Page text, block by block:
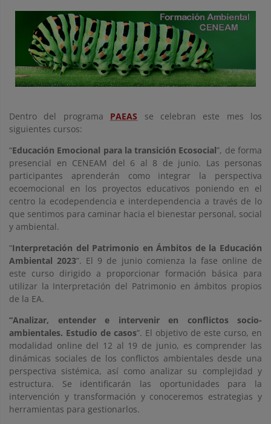
Dentro del programa PAEAS se celebran este mes los
siguientes cursos:
“Educación Emocional para la transición Ecosocial”, de forma
presencial en CENEAM del 6 al 8 de junio. Las personas
participantes aprenderán como integrar la perspectiva
ecoemocional en los proyectos educativos poniendo en el
centro la ecodependencia e interdependencia a través de lo
que sentimos para caminar hacia el bienestar personal, social
y ambiental.
“Interpretación del Patrimonio en Ámbitos de la Educación
Ambiental 2023”. El 9 de junio comienza la fase online de
este curso dirigido a proporcionar formación básica para
utilizar la Interpretación del Patrimonio en ámbitos propios
de la EA.
“Analizar, entender e intervenir en conflictos socio-
ambientales. Estudio de casos”. El objetivo de este curso, en
modalidad online del 12 al 19 de junio, es comprender las
dinámicas sociales de los conflictos ambientales desde una
perspectiva sistémica, así como analizar su complejidad y
estructura. Se identificarán las oportunidades para la
intervención y transformación y conoceremos estrategias y
herramientas para gestionarlos.